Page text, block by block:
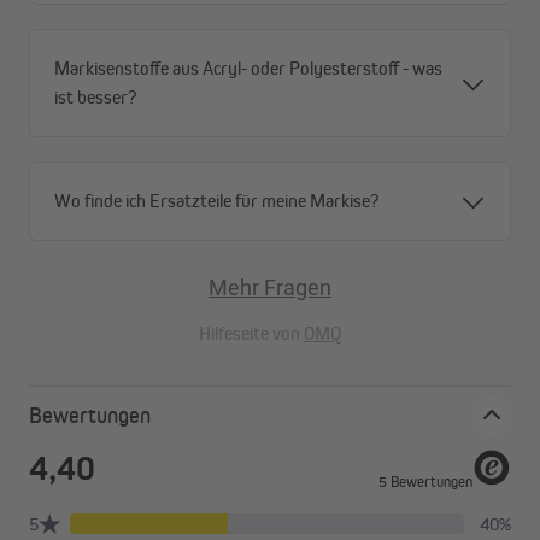
Markisenstoffe aus Acryl- oder Polyesterstoff - was
ist besser?
Wo finde ich Ersatzteile für meine Markise?
Mehr Fragen
Hilfeseite von OMQ
Bewertungen